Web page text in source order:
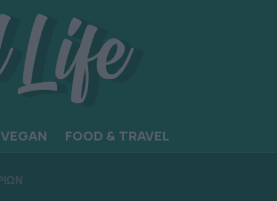
VEGAN FOOD & TRAVEL